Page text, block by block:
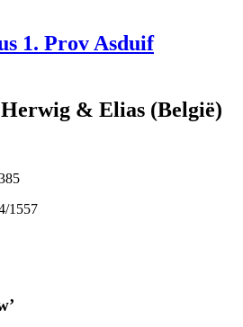
1. Prov Asduif
& Elias (België)
1557